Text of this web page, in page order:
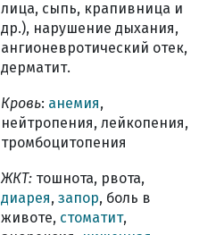
лица, сыпь, крапивница и
др.), нарушение дыхания,
ангионевротический отек,
дерматит.
Кровь: анемия,
нейтропения, лейкопения,
тромбоцитопения
ЖКТ: тошнота, рвота,
диарея, запор, боль в
животе, стоматит,